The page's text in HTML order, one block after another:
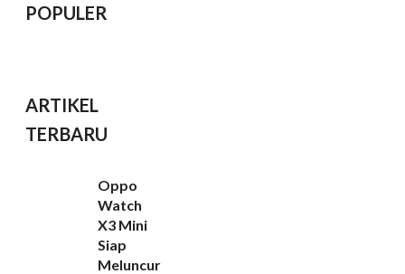
POPULER
ARTIKEL
TERBARU
Oppo
Watch
X3 Mini
Siap
Meluncur